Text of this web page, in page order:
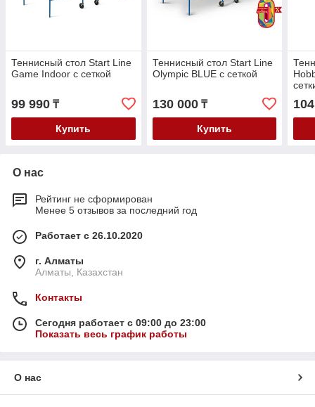
Теннисный стол Start Line
Game Indoor с сеткой
99 990 ₸
Купить
Теннисный стол Start Line
Olympic BLUE с сеткой
130 000₸
Купить
О нас
Рейтинг не сформирован
Менее 5 отзывов за последний год
Работает с 26.10.2020
г. Алматы
Алматы, Казахстан
Контакты
Сегодня работает с 09:00 до 23:00
Показать весь график работы
О нас